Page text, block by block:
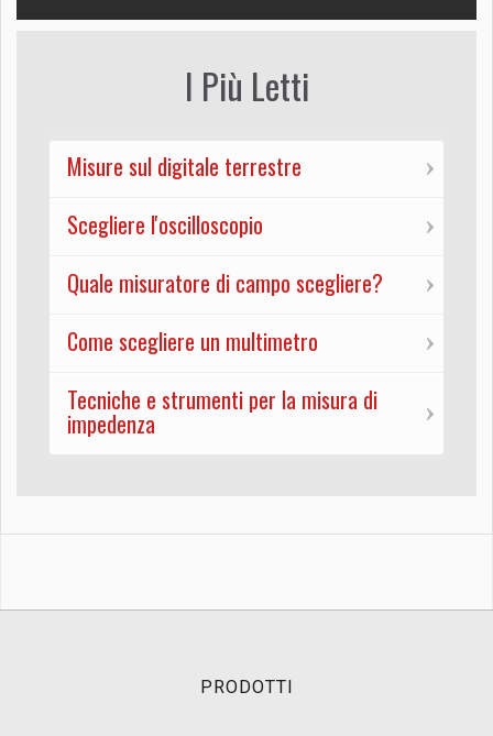
I Più Letti
Misure sul digitale terrestre
Scegliere l'oscilloscopio
Quale misuratore di campo scegliere?
Come scegliere un multimetro
Tecniche e strumenti per la misura di
impedenza
PRODOTTI